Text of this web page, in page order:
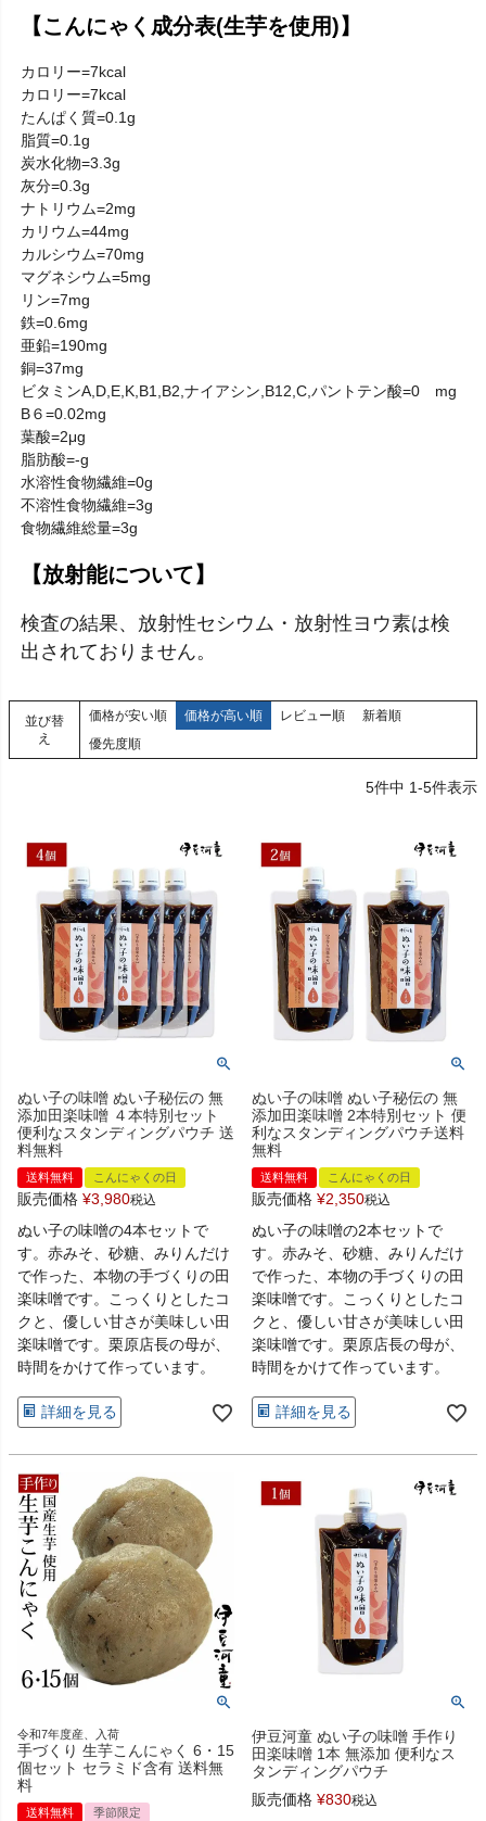
【こんにゃく成分表(生芋を使用)】
カロリー=7kcal
カロリー=7kcal
たんぱく質=0.1g
脂質=0.1g
炭水化物=3.3g
灰分=0.3g
ナトリウム=2mg
カリウム=44mg
カルシウム=70mg
マグネシウム=5mg
リン=7mg
鉄=0.6mg
亜鉛=190mg
銅=37mg
ビタミンA,D,E,K,B1,B2,ナイアシン,B12,C,パントテン酸=0 mg
B６=0.02mg
葉酸=2μg
脂肪酸=-g
水溶性食物繊維=0g
不溶性食物繊維=3g
食物繊維総量=3g
【放射能について】
検査の結果、放射性セシウム・放射性ヨウ素は検
出されておりません。
並び替
え
価格が安い順 価格が高い順 レビュー順
新着順
優先度順
5件中 1-5件表示
ぬい子の味噌 ぬい子秘伝の 無
添加田楽味噌 ４本特別セット
便利なスタンディングパウチ 送
料無料
送料無料 こんにゃくの日
販売価格 ¥3,980税込
ぬい子の味噌の4本セットで
す。赤みそ、砂糖、みりんだけ
で作った、本物の手づくりの田
楽味噌です。こっくりとしたコ
クと、優しい甘さが美味しい田
楽味噌です。栗原店長の母が、
時間をかけて作っています。
詳細を見る
ぬい子の味噌 ぬい子秘伝の 無
添加田楽味噌 2本特別セット 便
利なスタンディングパウチ送料
無料
送料無料 こんにゃくの日
販売価格 ¥2,350税込
ぬい子の味噌の2本セットで
す。赤みそ、砂糖、みりんだけ
で作った、本物の手づくりの田
楽味噌です。こっくりとしたコ
クと、優しい甘さが美味しい田
楽味噌です。栗原店長の母が、
時間をかけて作っています。
詳細を見る
令和7年度産、入荷
手づくり 生芋こんにゃく 6・15
個セット セラミド含有 送料無
料
送料無料 季節限定
伊豆河童 ぬい子の味噌 手作り
田楽味噌 1本 無添加 便利なス
タンディングパウチ
販売価格 ¥830税込